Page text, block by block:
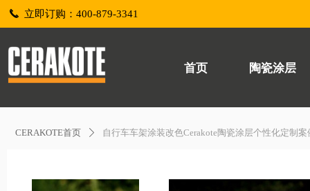
首页 陶瓷涂层
끅 立即订购：400-879-3341
CERAKOTE首页 ꄲ 自行车车架涂装改色Cerakote陶瓷涂层个性化定制案